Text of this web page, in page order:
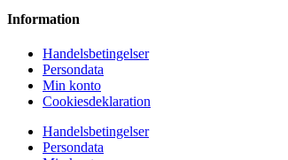
Information
Handelsbetingelser
Persondata
Min konto
Cookiesdeklaration
Handelsbetingelser
Persondata